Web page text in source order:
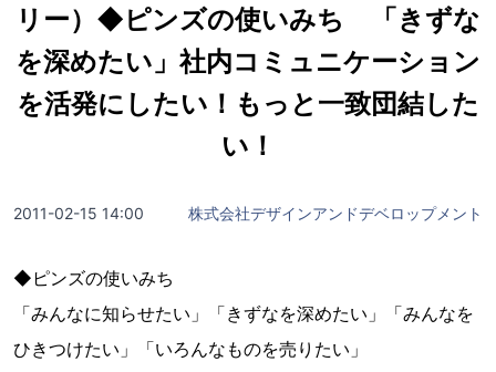
リー）◆ピンズの使いみち 「きずな
を深めたい」社内コミュニケーション
を活発にしたい！もっと一致団結した
い！
2011-02-15 14:00 株式会社デザインアンドデベロップメント
◆ピンズの使いみち
「みんなに知らせたい」「きずなを深めたい」「みんなを
ひきつけたい」「いろんなものを売りたい」